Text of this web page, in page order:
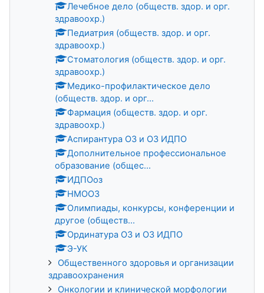
Лечебное дело (обществ. здор. и орг.
здравоохр.)
Педиатрия (обществ. здор. и орг.
здравоохр.)
Стоматология (обществ. здор. и орг.
здравоохр.)
Медико-профилактическое дело
(обществ. здор. и орг...
Фармация (обществ. здор. и орг.
здравоохр.)
Аспирантура ОЗ и ОЗ ИДПО
Дополнительное профессиональное
образование (общес...
ИДПОоз
НМООЗ
Олимпиады, конкурсы, конференции и
другое (обществ...
Ординатура ОЗ и ОЗ ИДПО
Э-УК
Общественного здоровья и организации
здравоохранения
Онкологии и клинической морфологии